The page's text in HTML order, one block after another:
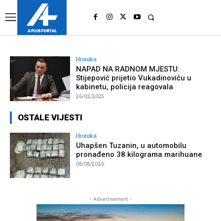
Hronika
NAPAD NA RADNOM MJESTU:
Stijepović prijetio Vukadinoviću u
kabinetu, policija reagovala
26/02/2025
OSTALE VIJESTI
Hronika
Uhapšen Tuzanin, u automobilu
pronađeno 38 kilograma marihuane
08/08/2026
- Advertisement -